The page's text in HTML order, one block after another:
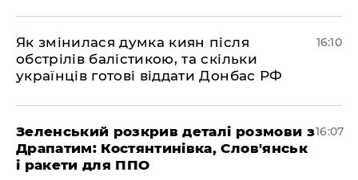
Як змінилася думка киян після
обстрілів балістикою, та скільки
українців готові віддати Донбас РФ
16:10
Зеленський розкрив деталі розмови з
Драпатим: Костянтинівка, Слов'янськ
і ракети для ППО
16:07